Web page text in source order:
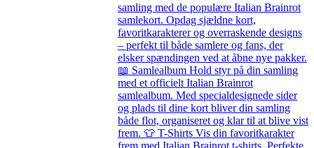
samling med de populære Italian Brainrot
samlekort. Opdag sjældne kort,
favoritkarakterer og overraskende designs
– perfekt til både samlere og fans, der
elsker spændingen ved at åbne nye pakker.
📖 Samlealbum Hold styr på din samling
med et officielt Italian Brainrot
samlealbum. Med specialdesignede sider
og plads til dine kort bliver din samling
både flot, organiseret og klar til at blive vist
frem. 👕 T-Shirts Vis din favoritkarakter
frem med Italian Brainrot t-shirts. Perfekte